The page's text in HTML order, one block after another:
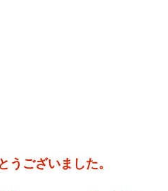
うございました。